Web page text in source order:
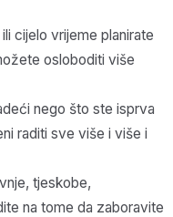
cijelo vrijeme planirate
osloboditi više
nego što ste isprva
raditi sve više i više i
tjeskobe,
na tome da zaboravite